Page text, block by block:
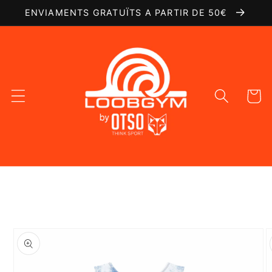
directamente
al contenido
ENVIAMENTS GRATUÏTS A PARTIR DE 50€
Carrito